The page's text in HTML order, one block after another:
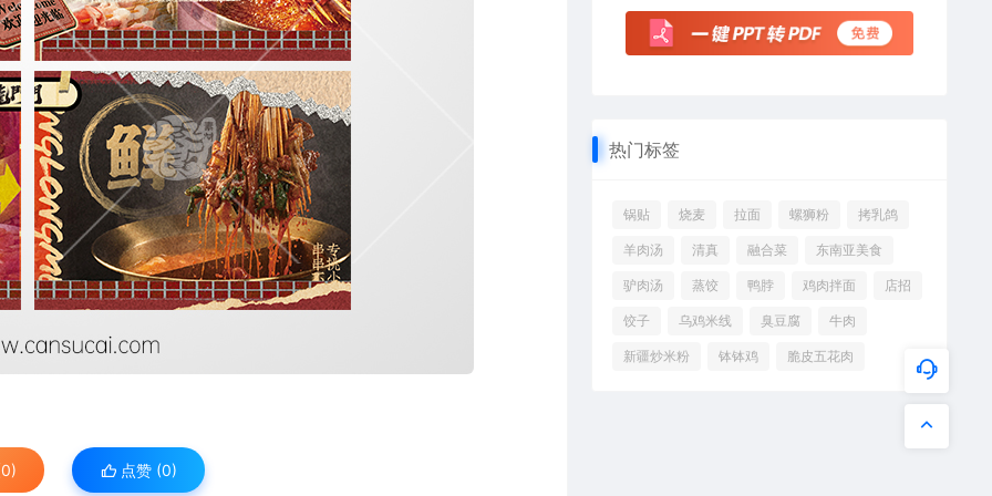
点赞 (0)
热门标签
锅贴 烧麦 拉面 螺狮粉 拷乳鸽
羊肉汤 清真 融合菜 东南亚美食
驴肉汤 蒸饺 鸭脖 鸡肉拌面 店招
饺子 乌鸡米线 臭豆腐 牛肉
新疆炒米粉 钵钵鸡 脆皮五花肉